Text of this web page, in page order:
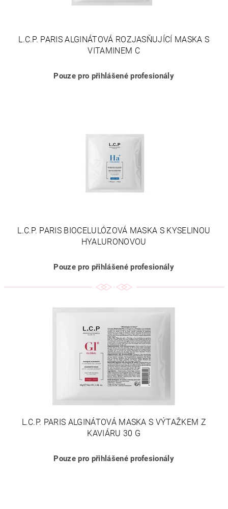
L.C.P. PARIS ALGINÁTOVÁ ROZJASŇUJÍCÍ MASKA S
VITAMINEM C
Pouze pro přihlášené profesionály
L.C.P. PARIS BIOCELULÓZOVÁ MASKA S KYSELINOU
HYALURONOVOU
Pouze pro přihlášené profesionály
L.C.P. PARIS ALGINÁTOVÁ MASKA S VÝTAŽKEM Z
KAVIÁRU 30 G
Pouze pro přihlášené profesionály